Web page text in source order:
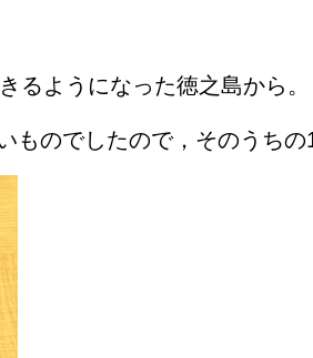
るようになった徳之島から。
のでしたので，そのうちの